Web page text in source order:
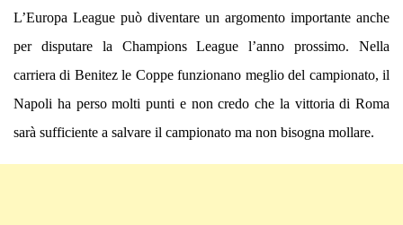
L’Europa League può diventare un argomento importante anche
per disputare la Champions League l’anno prossimo. Nella
carriera di Benitez le Coppe funzionano meglio del campionato, il
Napoli ha perso molti punti e non credo che la vittoria di Roma
sarà sufficiente a salvare il campionato ma non bisogna mollare.